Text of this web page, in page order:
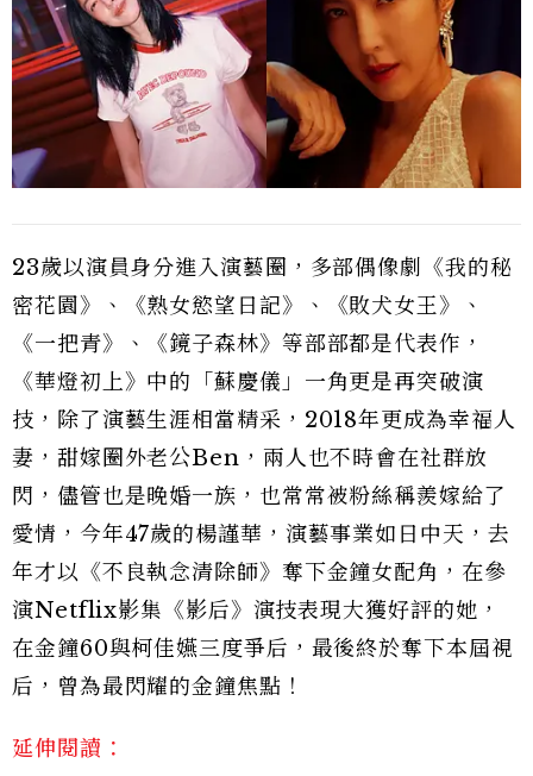
23歲以演員身分進入演藝圈，多部偶像劇《我的秘
密花園》、《熟女慾望日記》、《敗犬女王》、
《一把青》、《鏡子森林》等部部都是代表作，
《華燈初上》中的「蘇慶儀」一角更是再突破演
技，除了演藝生涯相當精采，2018年更成為幸福人
妻，甜嫁圈外老公Ben，兩人也不時會在社群放
閃，儘管也是晚婚一族，也常常被粉絲稱羨嫁給了
愛情，今年47歲的楊謹華，演藝事業如日中天，去
年才以《不良執念清除師》奪下金鐘女配角，在參
演Netflix影集《影后》演技表現大獲好評的她，
在金鐘60與柯佳嬿三度爭后，最後終於奪下本屆視
后，曾為最閃耀的金鐘焦點！
延伸閱讀：